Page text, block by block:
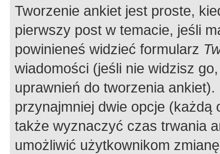
Tworzenie ankiet jest proste,
pierwszy post w temacie, jeśli
powinieneś widzieć formularz
wiadomości (jeśli nie widzisz
uprawnień do tworzenia
przynajmniej dwie opcje
także wyznaczyć czas trwania
umożliwić użytkownikom